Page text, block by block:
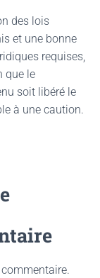
des lois
et une bonne
requises,
que le
soit libéré le
à une caution.